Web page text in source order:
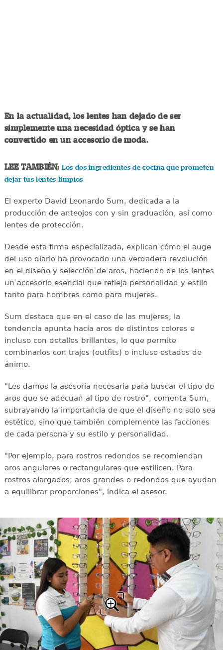
En la actualidad, los lentes han dejado de ser
simplemente una necesidad óptica y se han
convertido en un accesorio de moda.
LEE TAMBIÉN: Los dos ingredientes de cocina que prometen
dejar tus lentes limpios
El experto David Leonardo Sum, dedicada a la
producción de anteojos con y sin graduación, así como
lentes de protección.
Desde esta firma especializada, explican cómo el auge
del uso diario ha provocado una verdadera revolución
en el diseño y selección de aros, haciendo de los lentes
un accesorio esencial que refleja personalidad y estilo
tanto para hombres como para mujeres.
Sum destaca que en el caso de las mujeres, la
tendencia apunta hacia aros de distintos colores e
incluso con detalles brillantes, lo que permite
combinarlos con trajes (outfits) o incluso estados de
ánimo.
"Les damos la asesoría necesaria para buscar el tipo de
aros que se adecuan al tipo de rostro", comenta Sum,
subrayando la importancia de que el diseño no solo sea
estético, sino que también complemente las facciones
de cada persona y su estilo y personalidad.
"Por ejemplo, para rostros redondos se recomiendan
aros angulares o rectangulares que estilicen. Para
rostros alargados; aros grandes o redondos que ayudan
a equilibrar proporciones", indica el asesor.